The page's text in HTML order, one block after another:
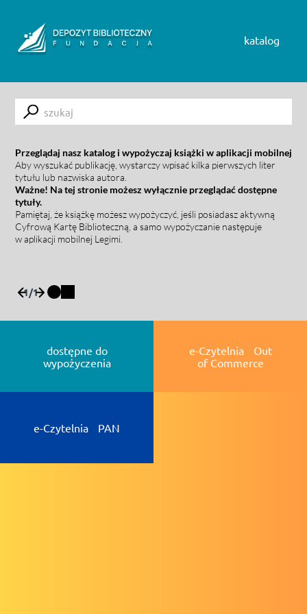
katalog
Submit
Przeglądaj nasz katalog i wypożyczaj książki w aplikacji mobilnej
Aby wyszukać publikację, wystarczy wpisać kilka pierwszych liter
tytułu lub nazwiska autora.
Ważne! Na tej stronie możesz wyłącznie przeglądać dostępne
tytuły.
Pamiętaj, że książkę możesz wypożyczyć, jeśli posiadasz aktywną
Cyfrową Kartę Biblioteczną, a samo wypożyczanie następuje
w aplikacji mobilnej Legimi.
1/1
dostępne do
wypożyczenia
e-Czytelnia Out
of Commerce
e-Czytelnia PAN